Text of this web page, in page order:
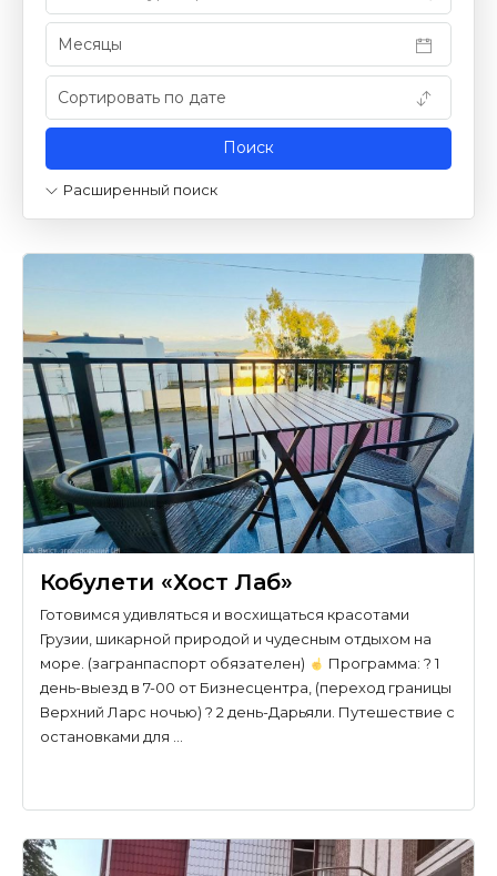
Расширенный поиск
Кобулети «Хост Лаб»
Готовимся удивляться и восхищаться красотами
Грузии, шикарной природой и чудесным отдыхом на
море. (загранпаспорт обязателен)
Программа: ? 1
день-выезд в 7-00 от Бизнесцентра, (переход границы
Верхний Ларс ночью) ? 2 день-Дарьяли. Путешествие с
остановками для …